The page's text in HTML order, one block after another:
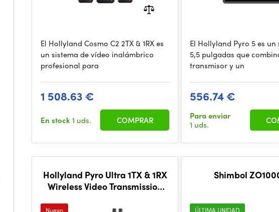
El Hollyland Cosmo C2 2TX & 1RX es
un sistema de vídeo inalámbrico
profesional para
1 508.63 €
En stock1 uds. COMPRAR
El Hollyland Pyro 5 es
5,5 pulgadas que
transmisor y un
556.74 €
Para enviar
1 uds.
Hollyland Pyro Ultra 1TX & 1RX
Wireless Video Transmission
Nuevo
Shimbol
ÚLTIMA UNIDAD